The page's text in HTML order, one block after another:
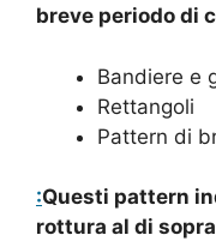
breve periodo di
Bandiere e
Rettangoli
Pattern di
:Questi pattern
rottura al di